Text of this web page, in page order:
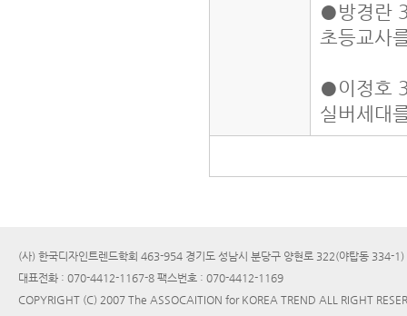
●방경란
초등교사
●이정호
실버세대
(사) 한국디자인트렌드학회 463-954 경기도 성남시 분당구 양현로 322(야탑동 334-
대표전화 : 070-4412-1167-8 팩스번호 : 070-4412-1169
COPYRIGHT (C) 2007 The ASSOCAITION for KOREA TREND ALL RIGHT